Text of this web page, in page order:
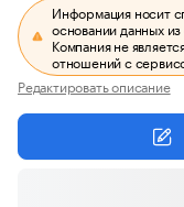
Информация носит
основании данных
Компания не
отношений с
Редактировать описание